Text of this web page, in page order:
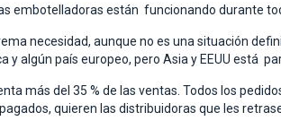
embotelladoras están funcionando durante
necesidad, aunque no es una situación
algún país europeo, pero Asia y EEUU está
más del 35 % de las ventas. Todos los
quieren las distribuidoras que les